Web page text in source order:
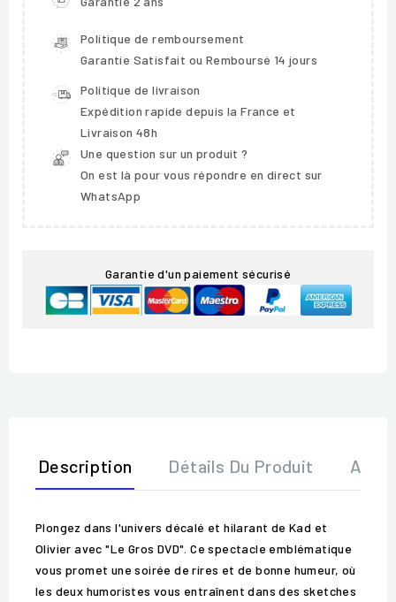
Politique de remboursement
Garantie Satisfait ou Remboursé 14 jours
Politique de livraison
Expédition rapide depuis la France et
Livraison 48h
Une question sur un produit ?
On est là pour vous répondre en direct sur
WhatsApp
Garantie d'un paiement sécurisé
Description Détails Du Produit Avis
Plongez dans l'univers décalé et hilarant de Kad et
Olivier avec "Le Gros DVD". Ce spectacle emblématique
vous promet une soirée de rires et de bonne humeur, où
les deux humoristes vous entraînent dans des sketches